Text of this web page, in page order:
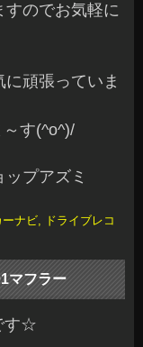
すのでお気軽に
頑張っていま
す(^o^)/
プアズミ
ーナビ, ドライブレコ
フラー
す☆